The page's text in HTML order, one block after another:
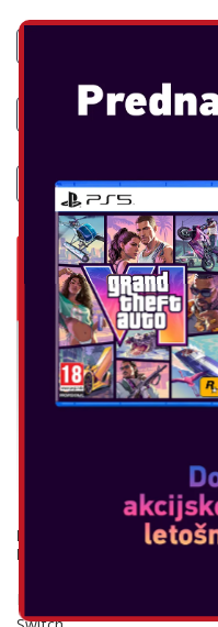
NINTENDO SWITCH
PROTECTOR
Prenosna torbica in zaščita